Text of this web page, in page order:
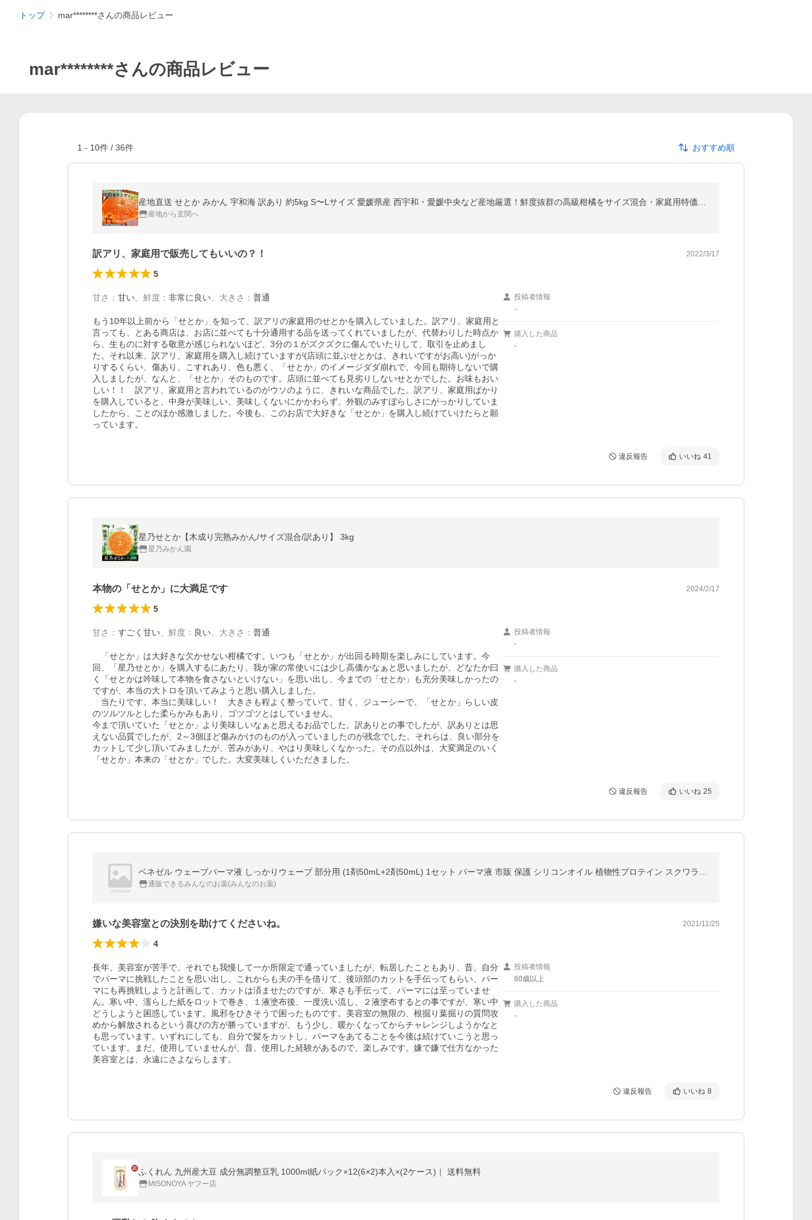
トップ mar********さんの商品レビュー
mar********さんの商品レビュー
1 - 10件 / 36件 おすすめ順
産地から玄関へ
訳アリ、家庭用で販売してもいいの？！ 2022/3/17
5
甘さ ： 甘い 鮮度 ： 非常に良い 大きさ ： 普通
もう10年以上前から「せとか」を知って、訳アリの家庭用のせとかを購入していました。訳アリ、家庭用と
言っても、とある商店は、お店に並べても十分通用する品を送ってくれていましたが、代替わりした時点か
ら、生ものに対する敬意が感じられないほど、3分の１がズクズクに傷んでいたりして、取引を止めまし
た。それ以来、訳アリ、家庭用を購入し続けていますが(店頭に並ぶせとかは、きれいですがお高い)がっか
りするくらい、傷あり、こすれあり、色も悪く、「せとか」のイメージダダ崩れで、今回も期待しないで購
入しましたが、なんと、「せとか」そのものです。店頭に並べても見劣りしないせとかでした。お味もおい
しい！！　訳アリ、家庭用と言われているのがウソのように、きれいな商品でした。訳アリ、家庭用ばかり
を購入していると、中身が美味しい、美味しくないにかかわらず、外観のみすぼらしさにがっかりしていま
したから、ことのほか感激しました。今後も、このお店で大好きな「せとか」を購入し続けていけたらと願
っています。
投稿者情報
-
購入した商品
-
違反報告 いいね 41
星乃せとか【木成り完熟みかん/サイズ混合/訳あり】 3kg
星乃みかん園
本物の「せとか」に大満足です 2024/2/17
5
甘さ ： すごく甘い 鮮度 ： 良い 大きさ ： 普通
「せとか」は大好きな欠かせない柑橘です。いつも「せとか」が出回る時期を楽しみにしています。今
回、「星乃せとか」を購入するにあたり、我が家の常使いには少し高価かなぁと思いましたが、どなたか曰
く「せとかは吟味して本物を食さないといけない」を思い出し、今までの「せとか」も充分美味しかったの
ですが、本当の大トロを頂いてみようと思い購入しました。
当たりです。本当に美味しい！　大きさも程よく整っていて、甘く、ジューシーで、「せとか」らしい皮
のツルツルとした柔らかみもあり、ゴツゴツとはしていません。
今まで頂いていた「せとか」より美味しいなぁと思えるお品でした。訳ありとの事でしたが、訳ありとは思
えない品質でしたが、2～3個ほど傷みかけのものが入っていましたのが残念でした。それらは、良い部分を
カットして少し頂いてみましたが、苦みがあり、やはり美味しくなかった。その点以外は、大変満足のいく
「せとか」本来の「せとか」でした。大変美味しくいただきました。
投稿者情報
-
購入した商品
-
違反報告 いいね 25
通販できるみんなのお薬(みんなのお薬)
嫌いな美容室との決別を助けてくださいね。 2021/11/25
4
長年、美容室が苦手で、それでも我慢して一か所限定で通っていましたが、転居したこともあり、昔、自分
でパーマに挑戦したことを思い出し、これからも夫の手を借りて、後頭部のカットを手伝ってもらい、パー
マにも再挑戦しようと計画して、カットは済ませたのですが、寒さも手伝って、パーマには至っていませ
ん。寒い中、濡らした紙をロットで巻き、１液塗布後、一度洗い流し、２液塗布するとの事ですが、寒い中
どうしようと困惑しています。風邪をひきそうで困ったものです。美容室の無限の、根掘り葉掘りの質問攻
めから解放されるという喜びの方が勝っていますが、もう少し、暖かくなってからチャレンジしようかなと
も思っています。いずれにしても、自分で髪をカットし、パーマをあてることを今後は続けていこうと思っ
ています。まだ、使用していませんが、昔、使用した経験があるので、楽しみです。嫌で嫌で仕方なかった
美容室とは、永遠にさよならします。
投稿者情報
60歳以上
購入した商品
-
違反報告 いいね 8
ふくれん 九州産大豆 成分無調整豆乳 1000ml紙パック×12(6×2)本入×(2ケース)｜ 送料無料
MISONOYA ヤフー店